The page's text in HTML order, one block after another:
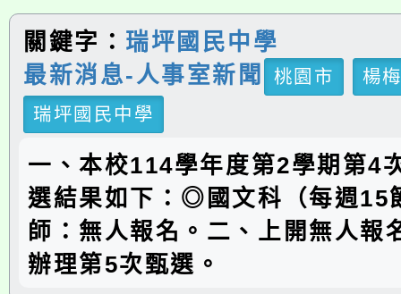
關鍵字： 瑞坪國民中學
最新消息-人事室新聞
桃園市
楊
瑞坪國民中學
一、本校114學年度第2學期第4
選結果如下：◎國文科（每週15
師：無人報名。二、上開無人報
辦理第5次甄選。